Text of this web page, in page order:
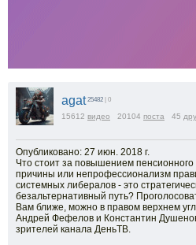
agat 25482 | 0
15612 видео 20104 поста 45
Опубликовано: 27 июн. 2018 г.
Что стоит за повышением пенсионного
причины или непрофессионализм
системных либералов - это
безальтернативный путь?
Вам ближе, можно в правом верхнем
Андрей Фефелов и Константин
зрителей канала ДеньТВ.